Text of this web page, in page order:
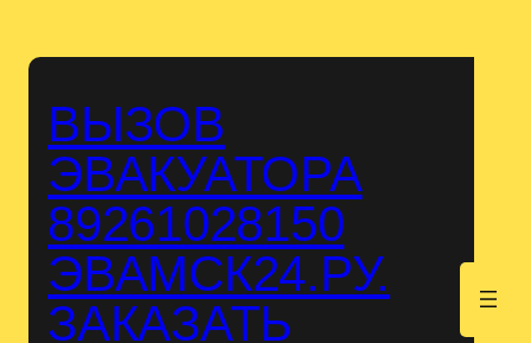
ВЫЗОВ
ЭВАКУАТОРА
89261028150
ЭВАМСК24.РУ.
ЗАКАЗАТЬ